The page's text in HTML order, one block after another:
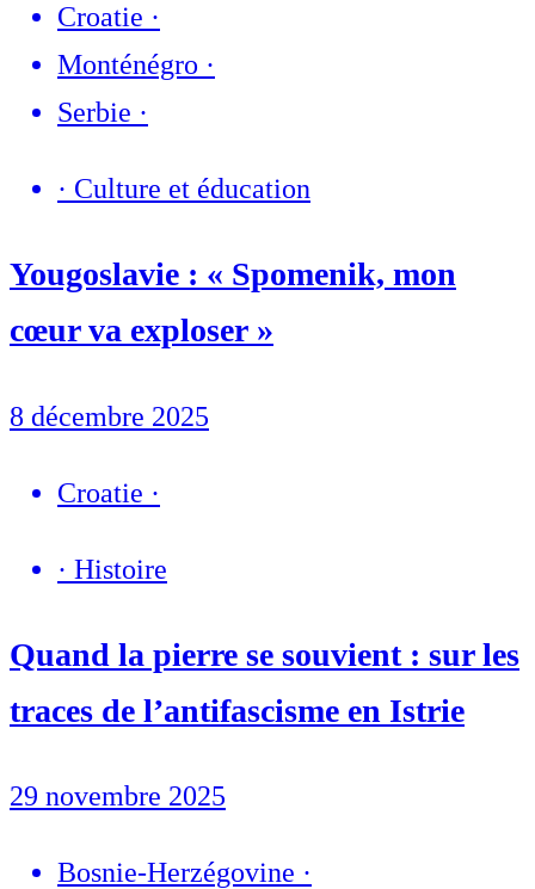
Croatie ·
Monténégro ·
Serbie ·
· Culture et éducation
Yougoslavie : « Spomenik, mon
cœur va exploser »
8 décembre 2025
Croatie ·
· Histoire
Quand la pierre se souvient : sur les
traces de l’antifascisme en Istrie
29 novembre 2025
Bosnie-Herzégovine ·